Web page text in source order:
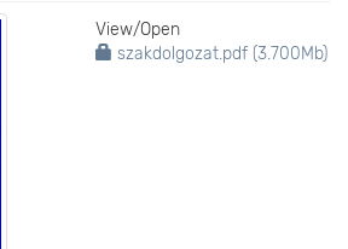
View/Open
szakdolgozat.pdf (3.700Mb)